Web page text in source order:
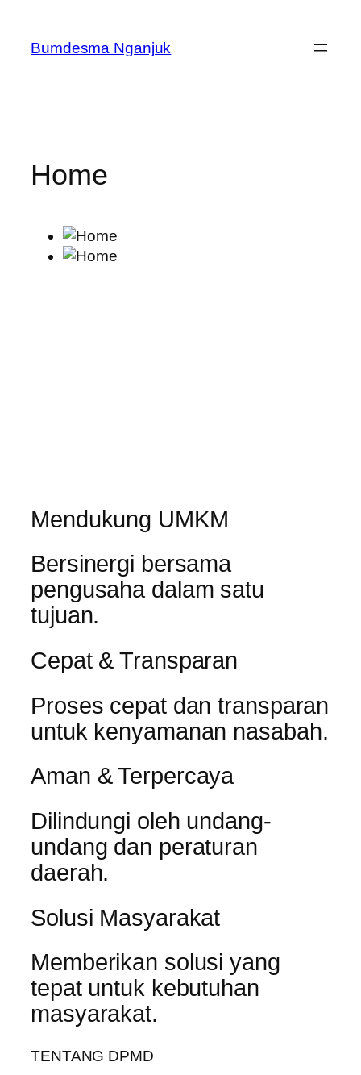
content
Bumdesma Nganjuk
Home
Mendukung UMKM
Bersinergi bersama
pengusaha dalam satu
tujuan.
Cepat & Transparan
Proses cepat dan transparan
untuk kenyamanan nasabah.
Aman & Terpercaya
Dilindungi oleh undang-
undang dan peraturan
daerah.
Solusi Masyarakat
Memberikan solusi yang
tepat untuk kebutuhan
masyarakat.
TENTANG DPMD